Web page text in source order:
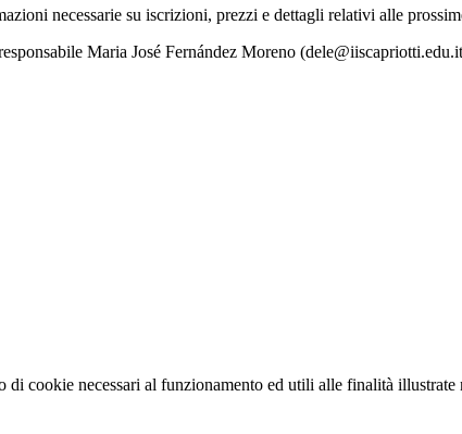
necessarie su iscrizioni, prezzi e dettagli relativi alle
Maria José Fernández Moreno
cookie necessari al funzionamento ed utili alle finalità illustrate